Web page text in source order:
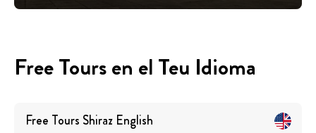
Free Tours en el Teu Idioma
Free Tours Shiraz English